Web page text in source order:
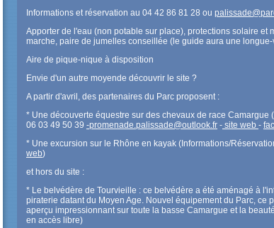
Informations et réservation au 04 42 86 81 28 ou
Apporter de l'eau (non potable sur place), protections solaire et
marche, paire de jumelles conseillée (le guide aura une
Aire de pique-nique à disposition
Envie d'un autre moyende découvrir le site ?
A partir d'avril, des partenaires du Parc proposent :
* Une découverte équestre sur des chevaux de race
06 03 49 50 39 -promenade.palissade@outlook.fr - site web -
* Une excursion sur le Rhône en kayak (Informations/
web)
et hors du site :
* Le belvédère de Tourvieille : ce belvédère a été aménagé à
piraterie datant du Moyen Age. Nouvel équipement du Parc, ce
aperçu impressionnant sur toute la basse Camargue et la
en accès libre)